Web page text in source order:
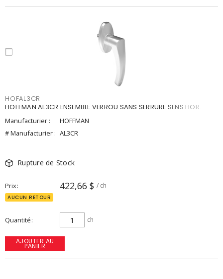
HOFAL3CR
HOFFMAN AL3CR ENSEMBLE VERROU SANS SERRURE SENS HOR.
Manufacturier :
HOFFMAN
# Manufacturier : AL3CR
Rupture de Stock
Prix 422,66 $ / ch
AUCUN RETOUR
Quantité ch
AJOUTER AU
PANIER